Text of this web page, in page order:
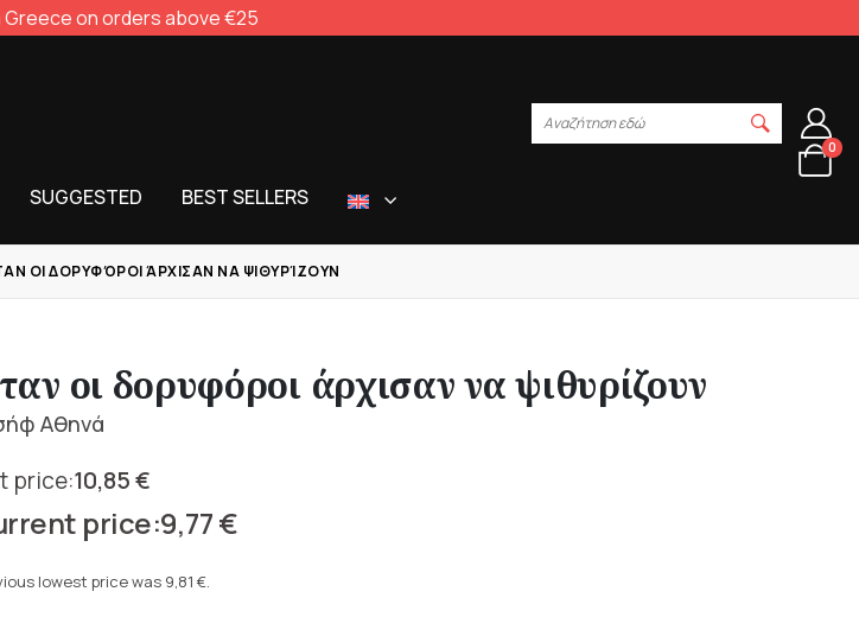
Greece on orders above €25
SUGGESTED BEST SELLERS
Αναζήτηση εδώ
0
ΟΙ ΔΟΡΥΦΌΡΟΙ ΆΡΧΙΣΑΝ ΝΑ ΨΙΘΥΡΊΖΟΥΝ
οι δορυφόροι άρχισαν να ψιθυρίζουν
Αθηνά
10,85€
€.
9,77€
lowest price was 9,81 €.